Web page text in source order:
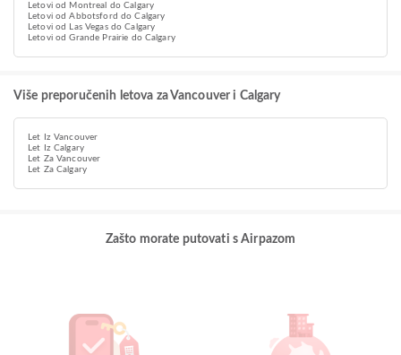
Letovi od Montreal do Calgary
Letovi od Abbotsford do Calgary
Letovi od Las Vegas do Calgary
Letovi od Grande Prairie do Calgary
Više preporučenih letova za Vancouver i Calgary
Let Iz Vancouver
Let Iz Calgary
Let Za Vancouver
Let Za Calgary
Zašto morate putovati s Airpazom